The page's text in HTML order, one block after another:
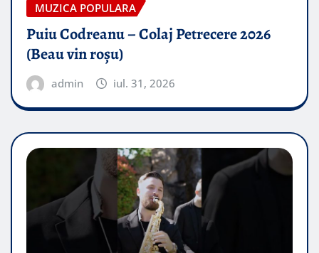
MUZICA POPULARA
Puiu Codreanu – Colaj Petrecere 2026
(Beau vin roșu)
admin iul. 31, 2026